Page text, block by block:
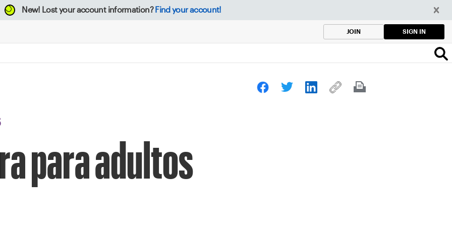
New! Lost your account information? Find your account!
JOIN SIGN IN
para adultos